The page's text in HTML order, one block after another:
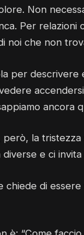
Non
Per
noi che non
per
ancora
però, la
e ci
chiede di